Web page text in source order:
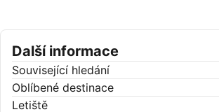
Další informace
Související hledání
Oblíbené destinace
Letiště